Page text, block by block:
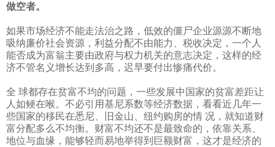
做空者。
如果市场经济不能走法治之路，低效的僵尸企业源源不断地
吸纳廉价社会资源，利益分配不由能力、税收决定，一个人
能否成为富翁主要由政府与权力机关的意志决定，这样的经
济不管名义增长达到多高，迟早要付出惨痛代价。
全 球都存在贫富不均的问题，一些发展中国家的贫富差距让
人如鲠在喉。不必引用基尼系数等经济数据，看看近几年一
些国家的移民在悉尼、旧金山、纽约购房的情 况，就知道财
富分配多么不均衡。财富不均还不是最致命的，依靠关系、
地位与血缘，能够轻而易地举得到巨额财富，这才是经济的